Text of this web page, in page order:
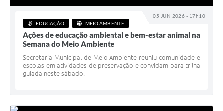
05 JUN 2026 - 17h10
EDUCAÇÃO MEIO AMBIENTE
Ações de educação ambiental e bem-estar animal na
Semana do Meio Ambiente
Secretaria Municipal de Meio Ambiente reuniu comunidade e
escolas em atividades de preservação e convidam para trilha
guiada neste sábado.